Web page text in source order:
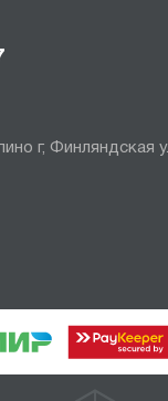
г, Финляндская